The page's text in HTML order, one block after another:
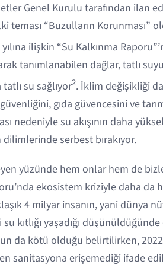
Genel Kurulu tarafından ilan
teması “Buzulların
yılına ilişkin “Su Kalkınma
tanımlanabilen dağlar, tatlı
su sağlıyor2. İklim değişikliği
gıda güvencesini ve
nedeniyle su akışının daha
serbest bırakıyor.
yüzünde hem onlar hem de
ekosistem kriziyle daha da
4 milyar insanın, yani dünya
su kıtlığı yaşadığı
da kötü olduğu belirtilirken, 2022
sanitasyona erişemediği ifade